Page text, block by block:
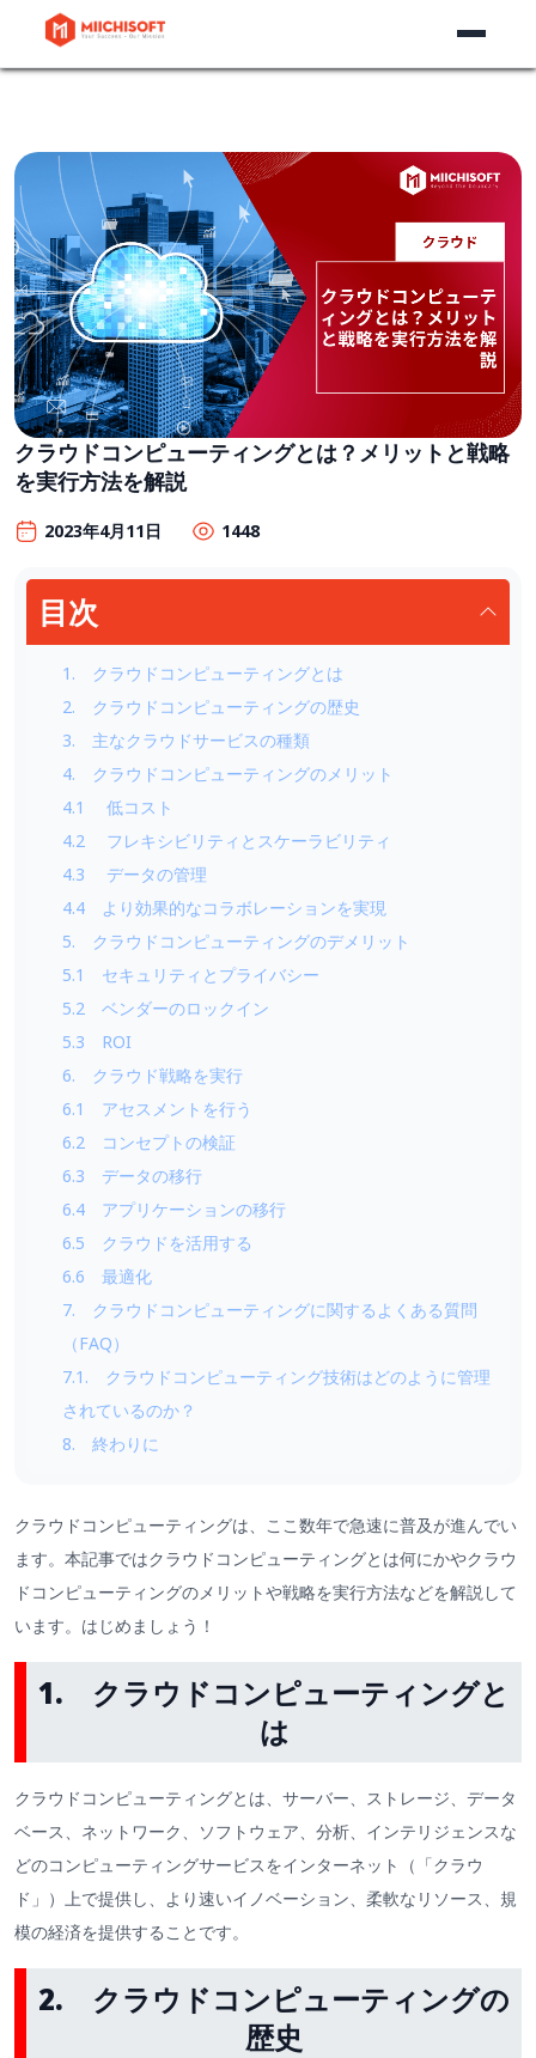
クラウドコンピューティングとは？メリットと戦略
を実行方法を解説
2023年4月11日 1448
目次
1. クラウドコンピューティングとは
2. クラウドコンピューティングの歴史
3. 主なクラウドサービスの種類
4. クラウドコンピューティングのメリット
4.1 低コスト
4.2 フレキシビリティとスケーラビリティ
4.3 データの管理
4.4 より効果的なコラボレーションを実現
5. クラウドコンピューティングのデメリット
5.1 セキュリティとプライバシー
5.2 ベンダーのロックイン
5.3 ROI
6. クラウド戦略を実行
6.1 アセスメントを行う
6.2 コンセプトの検証
6.3 データの移行
6.4 アプリケーションの移行
6.5 クラウドを活用する
6.6 最適化
7. クラウドコンピューティングに関するよくある質問
（FAQ）
7.1. クラウドコンピューティング技術はどのように管理
されているのか？
8. 終わりに
クラウドコンピューティングは、ここ数年で急速に普及が進んでい
ます。本記事ではクラウドコンピューティングとは何にかやクラウ
ドコンピューティングのメリットや戦略を実行方法などを解説して
います。はじめましょう！
1. クラウドコンピューティングと
は
クラウドコンピューティングとは、サーバー、ストレージ、データ
ベース、ネットワーク、ソフトウェア、分析、インテリジェンスな
どのコンピューティングサービスをインターネット（「クラウ
ド」）上で提供し、より速いイノベーション、柔軟なリソース、規
模の経済を提供することです。
2. クラウドコンピューティングの
歴史